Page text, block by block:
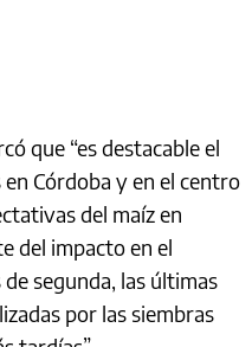
que “es destacable el
Córdoba y en el centro
del maíz en
del impacto en el
segunda, las últimas
por las siembras